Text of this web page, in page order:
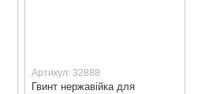
Артикул: 32888
Гвинт нержавійка для